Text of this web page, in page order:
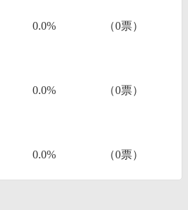
0.0% （0票）
0.0% （0票）
0.0% （0票）